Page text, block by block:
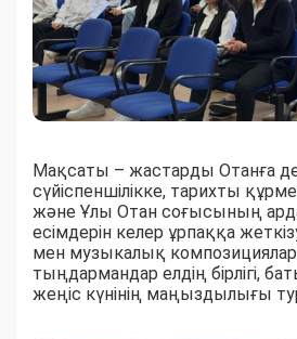
Мақсаты – жастарды Отанға
сүйіспеншілікке, тарихты
және Ұлы Отан соғысының
есімдерін келер ұрпаққа
мен музыкалық
тыңдармандар елдің бірлігі,
жеңіс күнінің маңыздылығы